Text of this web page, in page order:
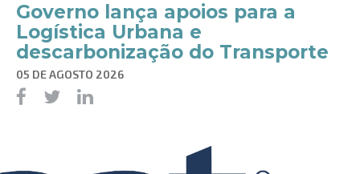
Governo lança apoios para a
Logística Urbana e
descarbonização do Transporte
05 DE AGOSTO 2026